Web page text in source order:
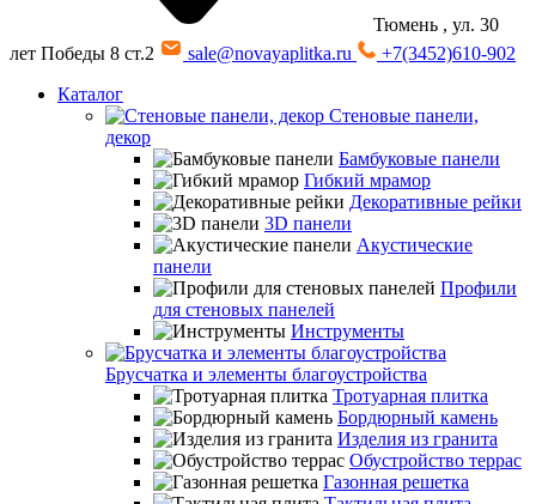
Тюмень , ул. 30
лет Победы 8 ст.2
sale@novayaplitka.ru
+7(3452)610-902
Каталог
Стеновые панели,
декор
Бамбуковые панели
Гибкий мрамор
Декоративные рейки
3D панели
Акустические
панели
Профили
для стеновых панелей
Инструменты
Брусчатка и элементы благоустройства
Тротуарная плитка
Бордюрный камень
Изделия из гранита
Обустройство террас
Газонная решетка